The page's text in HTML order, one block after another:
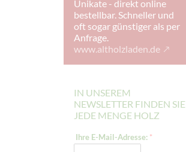
Unikate - direkt online
bestellbar. Schneller und
oft sogar günstiger als per
Anfrage.
www.altholzladen.de
IN UNSEREM
NEWSLETTER FINDEN SIE
JEDE MENGE HOLZ
h
Ihre E-Mail-Adresse: *